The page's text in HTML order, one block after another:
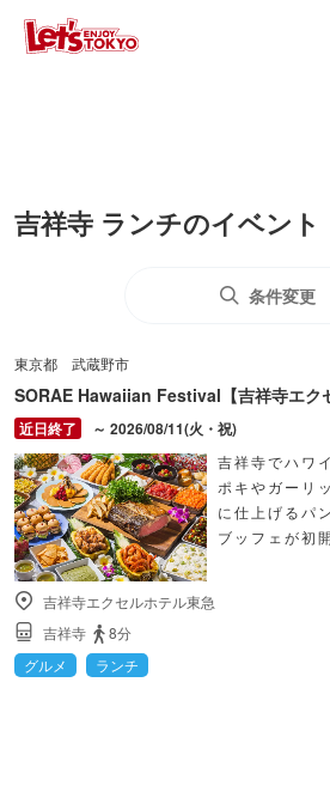
吉祥寺 ランチのイベント
条件変更
東京都 武蔵野市
SORAE Hawaiian Festival【吉祥寺エク
～ 2026/08/11(火・祝)
吉祥寺でハワ
ポキやガーリ
に仕上げるパ
ブッフェが初
吉祥寺エクセルホテル東急
吉祥寺
8分
グルメ
ランチ